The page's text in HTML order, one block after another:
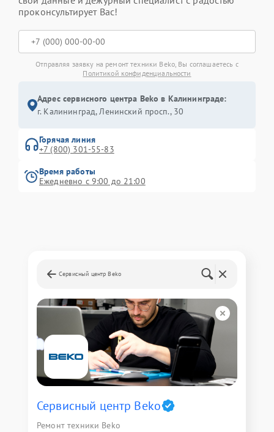
проконсультирует Вас!
Отправляя заявку на ремонт техники Beko, Вы соглашаетесь с
Политикой конфиденциальности
Адрес сервисного центра Beko в Калининграде:
г. Калининград, Ленинский просп., 30
Горячая линия
+7 (800) 301-55-83
Время работы
Ежедневно с 9:00 до 21:00
Сервисный центр Beko
Сервисный центр Beko
Ремонт техники Beko